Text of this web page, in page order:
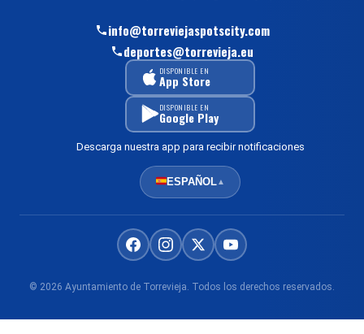
info@torreviejaspotscity.com
deportes@torrevieja.eu
DISPONIBLE EN
App Store
DISPONIBLE EN
Google Play
Descarga nuestra app para recibir notificaciones
ESPAÑOL▲
© 2026 Ayuntamiento de Torrevieja. Todos los derechos reservados.